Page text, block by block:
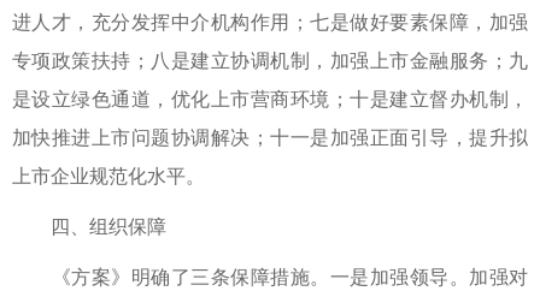
进人才，充分发挥中介机构作用；七是做好要素保障，加强
专项政策扶持；八是建立协调机制，加强上市金融服务；九
是设立绿色通道，优化上市营商环境；十是建立督办机制，
加快推进上市问题协调解决；十一是加强正面引导，提升拟
上市企业规范化水平。
四、组织保障
《方案》明确了三条保障措施。一是加强领导。加强对